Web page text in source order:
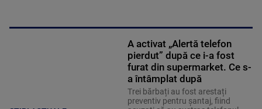
A activat „Alertă telefon
pierdut” după ce i-a fost
furat din supermarket. Ce s-
a întâmplat după
Trei bărbați au fost arestați
preventiv pentru șantaj, fiind